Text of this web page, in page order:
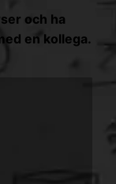
och ha
en kollega.